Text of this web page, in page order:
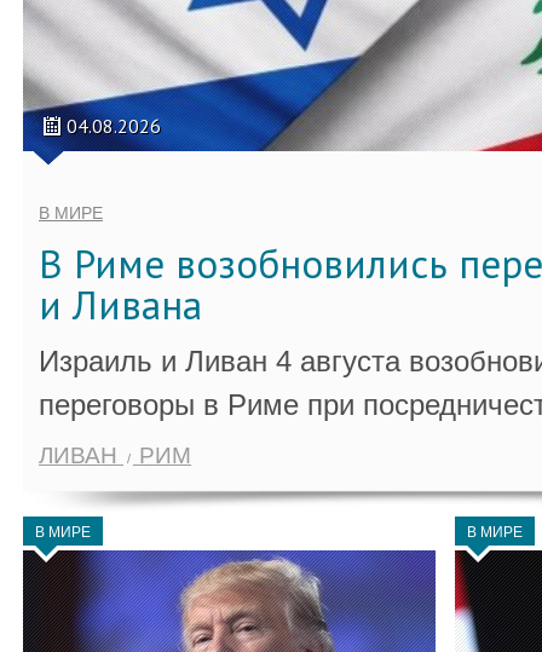
04.08.2026
В МИРЕ
В Риме возобновились
и Ливана
Израиль и Ливан 4 августа
переговоры в Риме при
ЛИВАН РИМ
В МИРЕ В МИРЕ